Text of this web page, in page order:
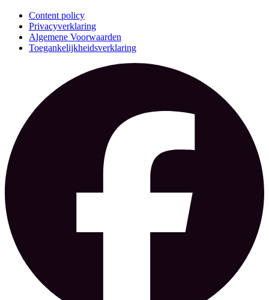
Content policy
Privacyverklaring
Algemene Voorwaarden
Toegankelijkheidsverklaring